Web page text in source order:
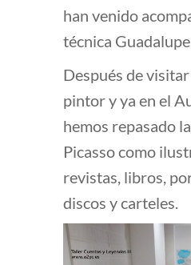
han venido
técnica Guadalupe.
Después de
pintor y ya en el
hemos repasado
Picasso como
revistas, libros,
discos y carteles.